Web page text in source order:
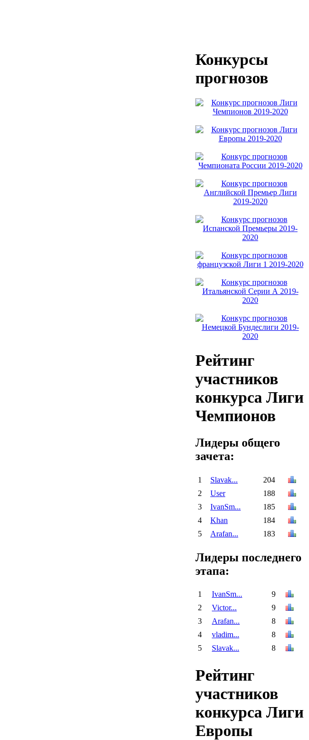
Конкурсы
прогнозов
Рейтинг
участников
конкурса Лиги
Чемпионов
Лидеры общего
зачета:
1 Slavak...
204
2
User
188
3
IvanSm...
185
4
Khan
184
5
Arafan... 183
Лидеры последнего
этапа:
1 IvanSm...
9
2
Victor...
9
3
Arafan...
8
4
vladim...
8
5
Slavak... 8
Рейтинг
участников
конкурса Лиги
Европы